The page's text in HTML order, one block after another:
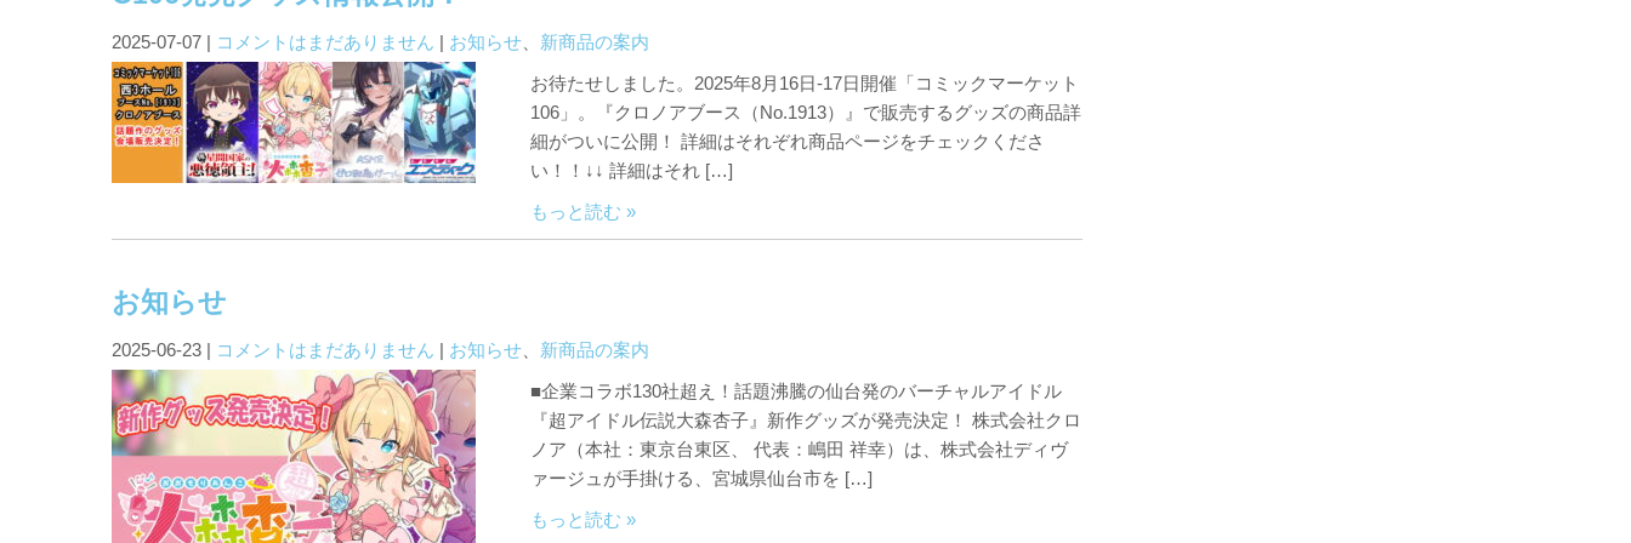
2025-07-07 | コメントはまだありません | お知らせ
新商品の案内
お待たせしました。2025年8月16日-17日開催「コミックマーケット
106」。『クロノアブース（No.1913）』で販売するグッズの商品詳
細がついに公開！ 詳細はそれぞれ商品ページをチェックくださ
い！！↓↓ 詳細はそれ […]
もっと読む »
お知らせ
2025-06-23 | コメントはまだありません | お知らせ
新商品の案内
■企業コラボ130社超え！話題沸騰の仙台発のバーチャルアイドル
『超アイドル伝説大森杏子』新作グッズが発売決定！ 株式会社クロ
ノア（本社：東京台東区、 代表：嶋田 祥幸）は、株式会社ディヴ
ァージュが手掛ける、宮城県仙台市を […]
もっと読む »